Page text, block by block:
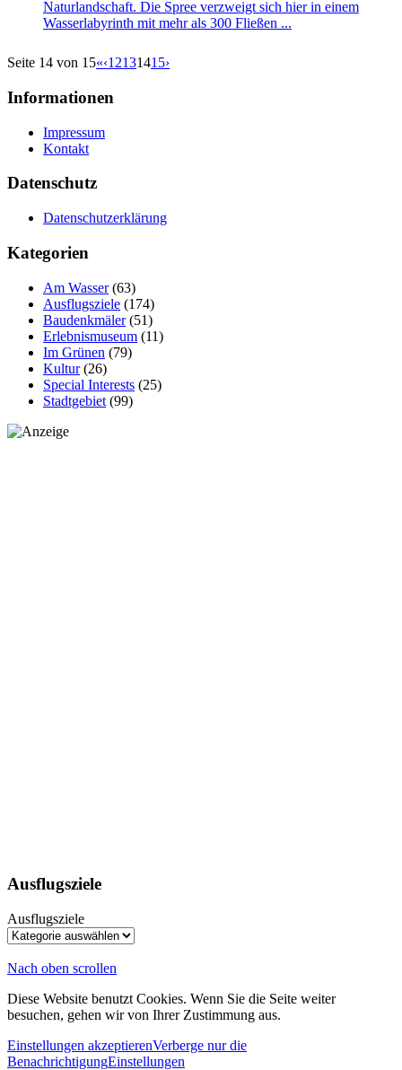
Naturlandschaft. Die Spree verzweigt sich hier in einem
Wasserlabyrinth mit mehr als 300 Fließen ...
Seite 14 von 15«‹12131415›
Informationen
Impressum
Kontakt
Datenschutz
Datenschutzerklärung
Kategorien
Am Wasser(63)
Ausflugsziele (174)
Baudenkmäler(51)
Erlebnismuseum (11)
Im Grünen (79)
Kultur(26)
Special Interests (25)
Stadtgebiet (99)
Ausflugsziele
Ausflugsziele
Nach oben scrollen
Diese Website benutzt Cookies. Wenn Sie die Seite weiter
besuchen, gehen wir von Ihrer Zustimmung aus.
Einstellungen akzeptierenVerberge nur die
BenachrichtigungEinstellungen